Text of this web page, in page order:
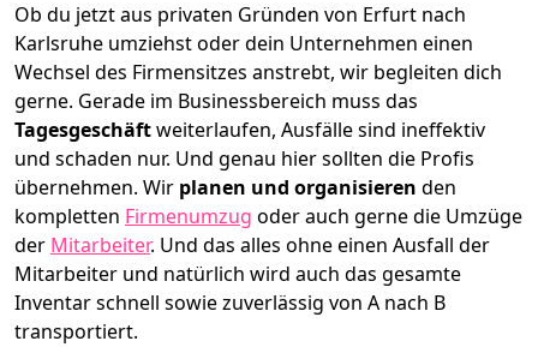
Ob du jetzt aus privaten Gründen von Erfurt nach
Karlsruhe umziehst oder dein Unternehmen einen
Wechsel des Firmensitzes anstrebt, wir begleiten dich
gerne. Gerade im Businessbereich muss das
Tagesgeschäftweiterlaufen, Ausfälle sind ineffektiv
und schaden nur. Und genau hier sollten die Profis
übernehmen. Wir planen und organisieren den
kompletten Firmenumzug oder auch gerne die Umzüge
der Mitarbeiter. Und das alles ohne einen Ausfall der
Mitarbeiter und natürlich wird auch das gesamte
Inventar schnell sowie zuverlässig von A nach B
transportiert.